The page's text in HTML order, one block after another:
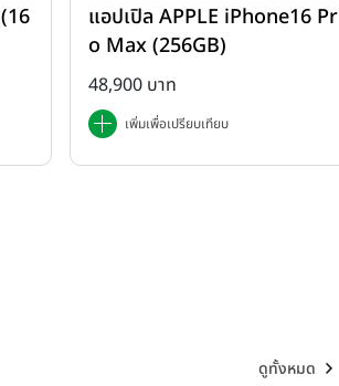
แอปเปิล APPLE iPhone16 Pr
o Max (256GB)
48,900 บาท
เพิ่มเพื่อเปรียบเทียบ
ดูทั้งหมด